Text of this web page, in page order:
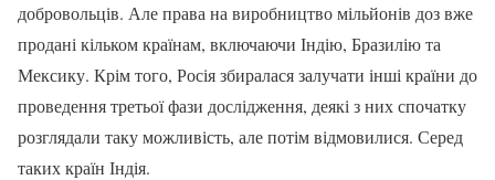
добровольців. Але права на виробництво мільйонів доз вже
продані кільком країнам, включаючи Індію, Бразилію та
Мексику. Крім того, Росія збиралася залучати інші країни до
проведення третьої фази дослідження, деякі з них спочатку
розглядали таку можливість, але потім відмовилися. Серед
таких країн Індія.